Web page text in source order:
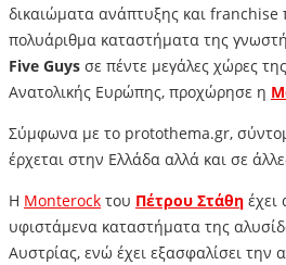
δικαιώματα ανάπτυξης και franchise
πολυάριθμα καταστήματα της
Five Guys σε πέντε μεγάλες χώρες
Ανατολικής Ευρώπης, προχώρησε η
Σύμφωνα με το protothema.gr,
έρχεται στην Ελλάδα αλλά και σε
Η Monterock του Πέτρου Στάθη
υφιστάμενα καταστήματα της
Αυστρίας, ενώ έχει εξασφαλίσει